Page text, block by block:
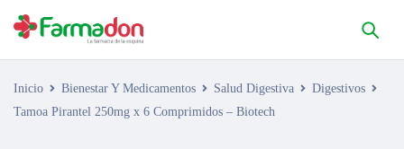
Inicio Bienestar Y Medicamentos Salud Digestiva
Digestivos
Tamoa Pirantel 250mg x 6 Comprimidos – Biotech